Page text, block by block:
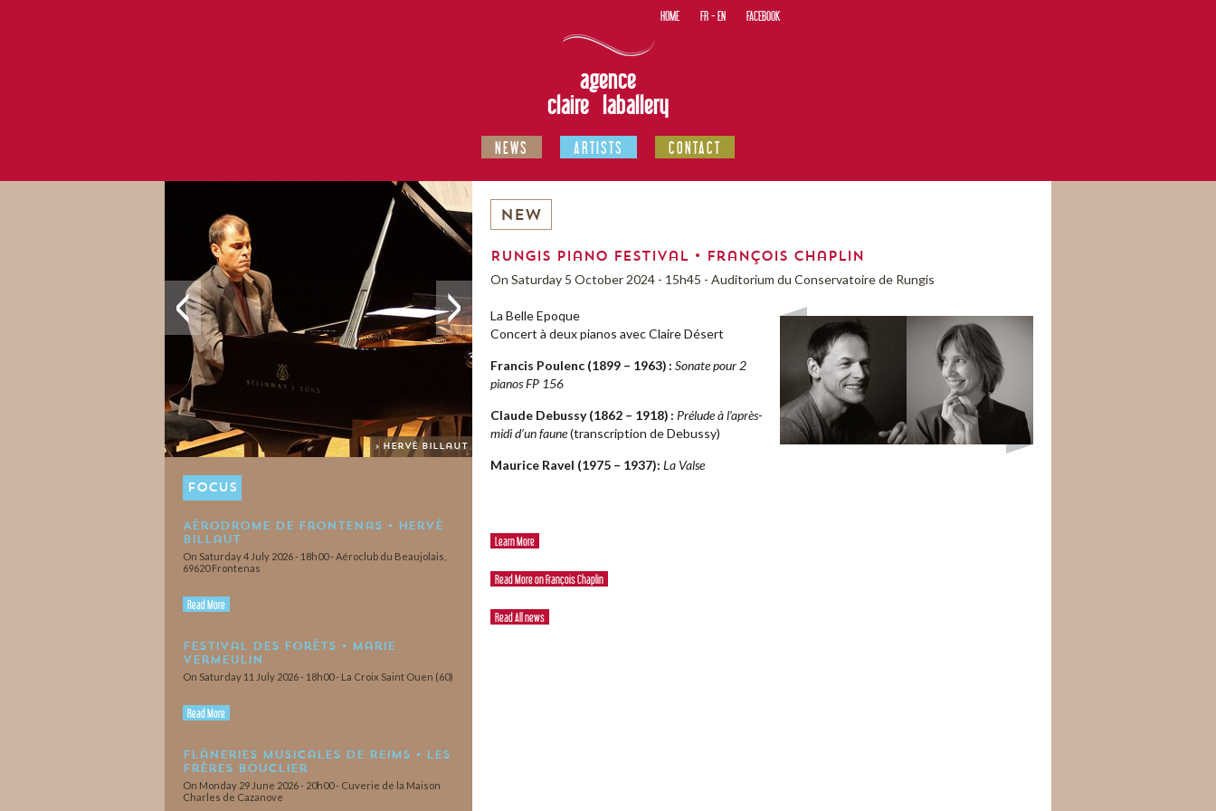
HOME FR-EN FACEBOOK
agence
claire laballery
NEWS ARTISTS CONTACT
> Hervé Billaut
FOCUS
Aérodrome de Frontenas • Hervé
Billaut
On Saturday 4 July 2026 - 18h00 - Aéroclub du Beaujolais,
69620 Frontenas
Read More
Festival des Forêts • Marie
Vermeulin
On Saturday 11 July 2026 - 18h00 - La Croix Saint Ouen (60)
Read More
Flâneries Musicales de Reims • Les
Frères Bouclier
On Monday 29 June 2026 - 20h00 - Cuverie de la Maison
Charles de Cazanove
NEW
Rungis Piano Festival • François Chaplin
On Saturday 5 October 2024 - 15h45 - Auditorium du Conservatoire de Rungis
La Belle Epoque
Concert à deux pianos avec Claire Désert
Francis Poulenc (1899 – 1963) : Sonate pour 2
pianos FP 156
Claude Debussy(1862 – 1918) : Prélude à l’après-
midi d’un faune(transcription de Debussy)
Maurice Ravel (1975 – 1937): La Valse
Learn More
Read More on François Chaplin
Read All news